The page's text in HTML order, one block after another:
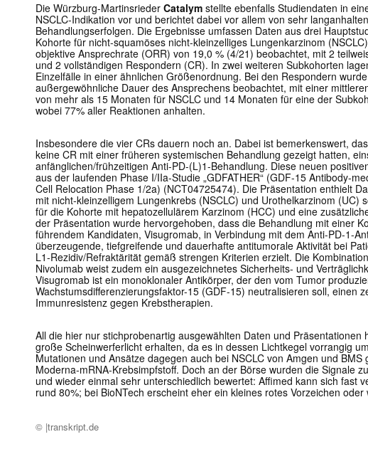
Die Würzburg-Martinsrieder Catalym stellte ebenfalls Studiendaten in
NSCLC-Indikation vor und berichtet dabei vor allem von sehr
Behandlungserfolgen. Die Ergebnisse umfassen Daten aus drei
Kohorte für nicht-squamöses nicht-kleinzelliges Lungenkarzinom
objektive Ansprechrate (ORR) von 19,0 % (4/21) beobachtet, mit 2
und 2 vollständigen Respondern (CR). In zwei weiteren Subkohorten
Einzelfälle in einer ähnlichen Größenordnung. Bei den Respondern
außergewöhnliche Dauer des Ansprechens beobachtet, mit einer
von mehr als 15 Monaten für NSCLC und 14 Monaten für eine der
wobei 77% aller Reaktionen anhalten.
Insbesondere die vier CRs dauern noch an. Dabei ist bemerkenswert,
keine CR mit einer früheren systemischen Behandlung gezeigt hatten,
anfänglichen/frühzeitigen Anti-PD-(L)1-Behandlung. Diese neuen
aus der laufenden Phase I/IIa-Studie „GDFATHER“ (GDF-15 Antibody-
Cell Relocation Phase 1/2a) (NCT04725474). Die Präsentation enthielt
mit nicht-kleinzelligem Lungenkrebs (NSCLC) und Urothelkarzinom (UC)
für die Kohorte mit hepatozellulärem Karzinom (HCC) und eine
der Präsentation wurde hervorgehoben, dass die Behandlung mit einer
führendem Kandidaten, Visugromab, in Verbindung mit dem Anti-PD-1-
überzeugende, tiefgreifende und dauerhafte antitumorale Aktivität bei
L1-Rezidiv/Refraktärität gemäß strengen Kriterien erzielt. Die
Nivolumab weist zudem ein ausgezeichnetes Sicherheits- und
Visugromab ist ein monoklonaler Antikörper, der den vom Tumor
Wachstumsdifferenzierungsfaktor-15 (GDF-15) neutralisieren soll, einen
Immunresistenz gegen Krebstherapien.
All die hier nur stichprobenartig ausgewählten Daten und Präsentationen
große Scheinwerferlicht erhalten, da es in dessen Lichtkegel vorrangig
Mutationen und Ansätze dagegen auch bei NSCLC von Amgen und BMS
Moderna-mRNA-Krebsimpfstoff. Doch an der Börse wurden die Signale
und wieder einmal sehr unterschiedlich bewertet: Affimed kann sich fast
rund 80%; bei BioNTech erscheint eher ein kleines rotes Vorzeichen oder
© |transkript.de